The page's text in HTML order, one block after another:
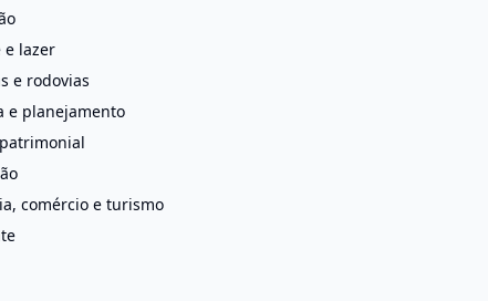
e lazer
e rodovias
e planejamento
comércio e turismo